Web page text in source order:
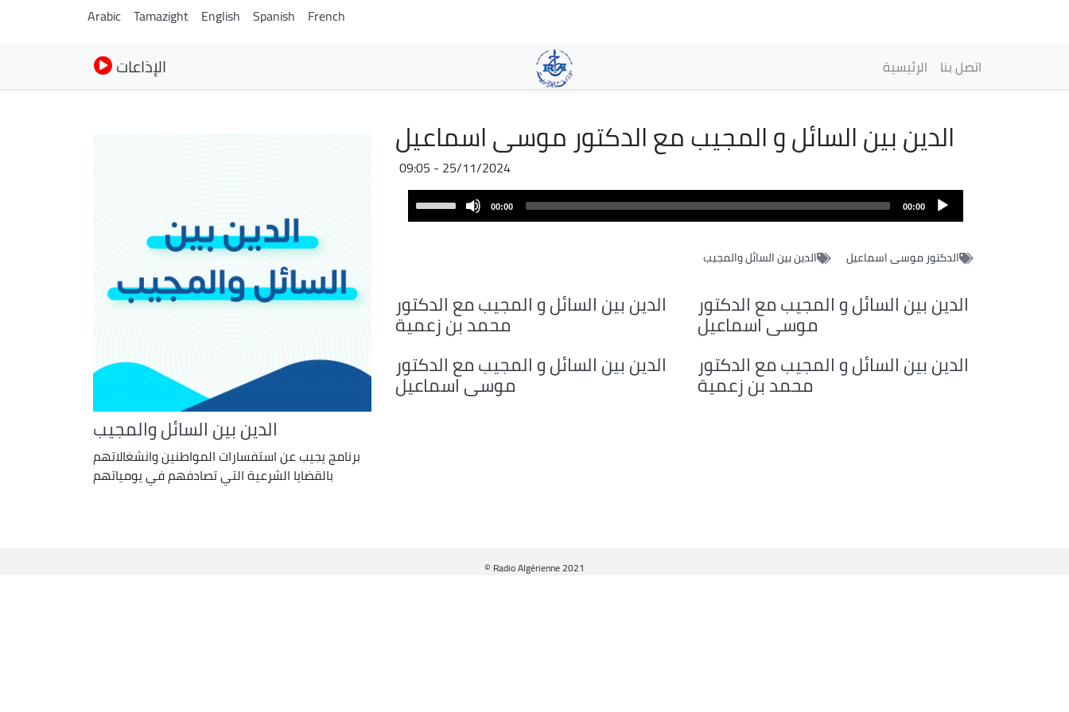
contenido
principal
Arabic Tamazight English Spanish French
الإذاعات Navegación
الرئيسية اتصل بنا
الدين بين السائل و المجيب مع الدكتور موسى اسماعيل
25/11/2024 - 09:05
Player
00:00
00:00
or
decrease
الدكتور موسى اسماعيل الدين بين السائل والمجيب
الدين بين السائل و المجيب مع الدكتور
موسى اسماعيل
الدين بين السائل و المجيب مع الدكتور
محمد بن زعمية
الدين بين السائل و المجيب مع الدكتور
محمد بن زعمية
الدين بين السائل و المجيب مع الدكتور
موسى اسماعيل
الدين بين السائل والمجيب
برنامج يجيب عن استفسارات المواطنين وانشغالاتهم
بالقضايا الشرعية التي تصادفهم في يومياتهم
© Radio Algérienne 2021